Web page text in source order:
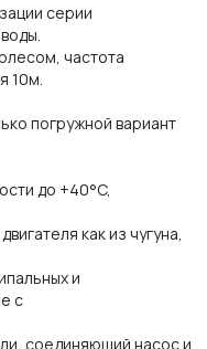
серии
частота
10м.
погружной вариант
до +40°C,
как из чугуна,
и
с
соединяющий насос и